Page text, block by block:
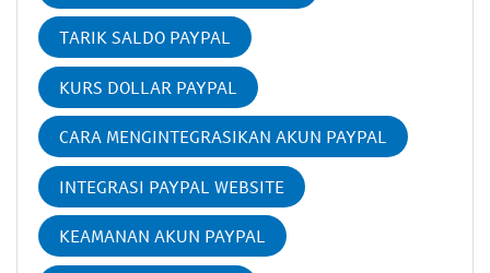
TARIK SALDO PAYPAL
KURS DOLLAR PAYPAL
CARA MENGINTEGRASIKAN AKUN PAYPAL
INTEGRASI PAYPAL WEBSITE
KEAMANAN AKUN PAYPAL